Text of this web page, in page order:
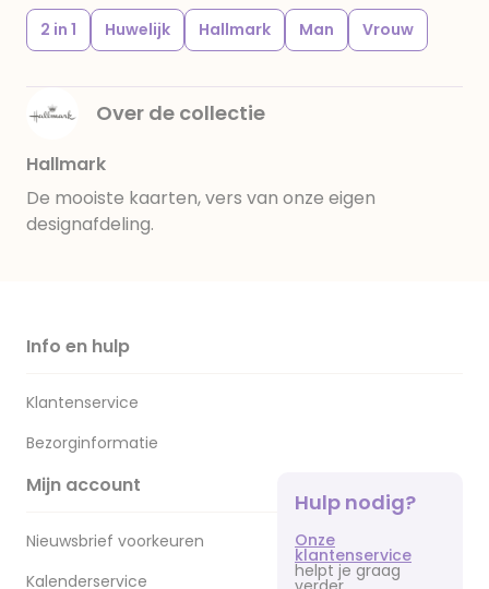
2 in 1 Huwelijk Hallmark Man Vrouw
Over de collectie
Hallmark
De mooiste kaarten, vers van onze eigen
designafdeling.
Info en hulp
Klantenservice
Bezorginformatie
Mijn account
Nieuwsbrief voorkeuren
Kalenderservice
Hulp nodig?
Onze
klantenservice
helpt je graag